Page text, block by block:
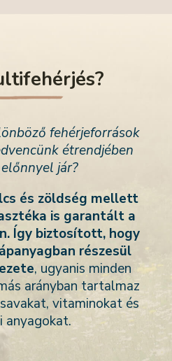
fehérjeforrások
étrendjében
jár?
és zöldség mellett
is garantált a
Így biztosított, hogy
részesül
, ugyanis minden
arányban tartalmaz
vitaminokat és
anyagokat.